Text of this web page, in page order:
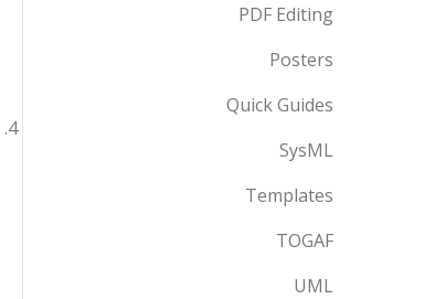
PDF Editing
Posters
Quick Guides
SysML
Templates
TOGAF
UML